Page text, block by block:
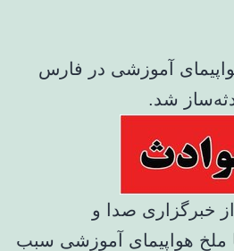
آموزشی در فارس
شد.
خبرگزاری صدا و
ملخ هواپیمای آموزشی سبب